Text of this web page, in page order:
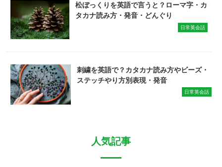
松ぼっくりを英語で言うと？ローマ字・カ
タカナ読み方・発音・どんぐり
日常英会話
刺繍を英語で？カタカナ読み方やビーズ・
ステッチやり方別表現・発音
日常英会話
人気記事